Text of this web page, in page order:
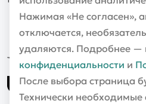
Нажимая «Не согласен»,
отключается,
удаляются. Подробнее —
конфиденциальности и
После выбора страница
Технически необходимые